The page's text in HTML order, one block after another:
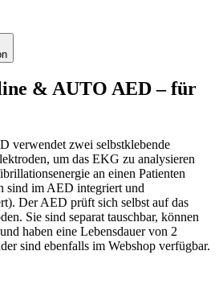
& AUTO AED – für
zwei selbstklebende
um das EKG zu analysieren
an einen Patienten
sind im AED integriert und
Der AED prüft sich selbst auf das
Sie sind separat tauschbar, können
haben eine Lebensdauer von 2
sind ebenfalls im Webshop verfügbar.